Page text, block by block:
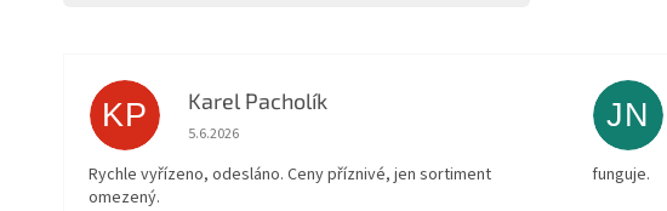
KP Karel Pacholík
Hodnocení obchodu je 4 z 5 hvězdiček.
5.6.2026
Rychle vyřízeno, odesláno. Ceny příznivé, jen sortiment
omezený.
JN
funguje.